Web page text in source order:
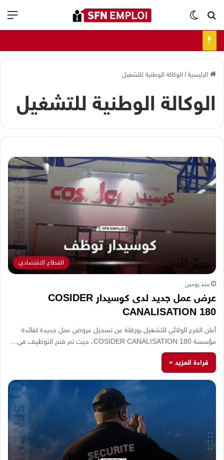
بحث عنالوضع المظلم
الرئيسية/ الوكالة الوطنية للتشغيل
الوكالة الوطنية للتشغيل
القطاع الاقتصادي
منذ يومين
عرض عمل جديد لدى كوسيدار COSIDER
CANALISATION 180
أعلن الفرع الولائي للتشغيل بورقلة عن تسجيل عروض عمل جديدة لفائدة
مؤسسة COSIDER CANALISATION 180، حيث تم فتح التوظيف في…
قراءة المزيد »